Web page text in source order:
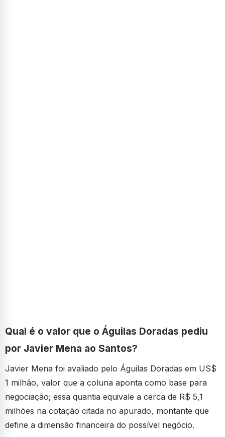
Qual é o valor que o Águilas Doradas pediu
por Javier Mena ao Santos?
Javier Mena foi avaliado pelo Águilas Doradas em US$
1 milhão, valor que a coluna aponta como base para
negociação; essa quantia equivale a cerca de R$ 5,1
milhões na cotação citada no apurado, montante que
define a dimensão financeira do possível negócio.